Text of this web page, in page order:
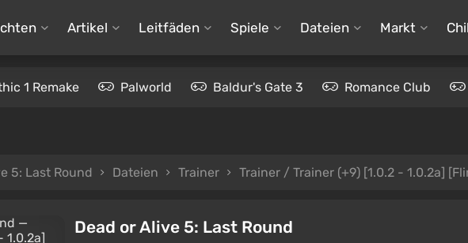
Artikel Leitfäden Spiele Dateien Markt
1 Remake Palworld Baldur's Gate 3 Romance Club
5: Last Round Dateien Trainer Trainer / Trainer (+9) [1.0.2 - 1.0.2a]
Dead or Alive 5: Last Round